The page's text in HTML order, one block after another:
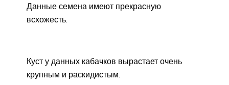
Данные семена имеют прекрасную
всхожесть.
Куст у данных кабачков вырастает очень
крупным и раскидистым.